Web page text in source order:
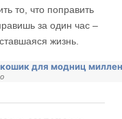
то, что поправить
за один час –
жизнь.